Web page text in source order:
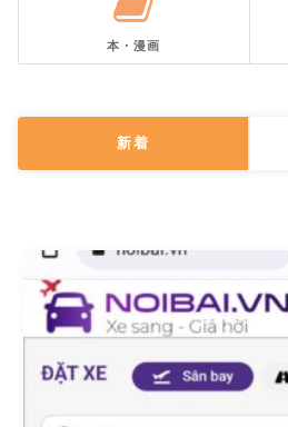
本・漫画
新着